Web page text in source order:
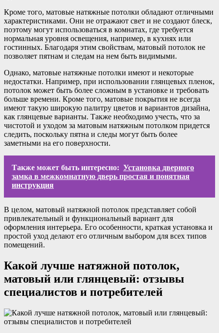
Кроме того, матовые натяжные потолки обладают отличными
характеристиками. Они не отражают свет и не создают блеск,
поэтому могут использоваться в комнатах, где требуется
нормальная уровня освещения, например, в кухнях или
гостинных. Благодаря этим свойствам, матовый потолок не
позволяет пятнам и следам на нем быть видимыми.
Однако, матовые натяжные потолки имеют и некоторые
недостатки. Например, при использовании глянцевых пленок,
потолок может быть более сложным в установке и требовать
больше времени. Кроме того, матовые покрытия не всегда
имеют такую широкую палитру цветов и вариантов дизайна,
как глянцевые варианты. Также необходимо учесть, что за
чистотой и уходом за матовым натяжным потолком придется
следить, поскольку пятна и следы могут быть более
заметными на его поверхности.
Также может быть интересно: Установка дверного
замка в межкомнатную дверь простая и понятная
инструкция
В целом, матовый натяжной потолок представляет собой
привлекательный и функциональный вариант для
оформления интерьера. Его особенности, краткая установка и
простой уход делают его отличным выбором для всех типов
помещений.
Какой лучше натяжной потолок,
матовый или глянцевый: отзывы
специалистов и потребителей